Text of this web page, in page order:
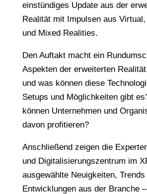
einstündiges Update aus der
Realität mit Impulsen aus Virtual,
und Mixed Realities.
Den Auftakt macht ein
Aspekten der erweiterten
und was können diese
Setups und Möglichkeiten gibt
können Unternehmen und
davon profitieren?
Anschließend zeigen die
und Digitalisierungszentrum im
ausgewählte Neuigkeiten, Trends
Entwicklungen aus der Branche